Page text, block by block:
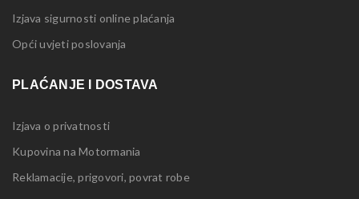
Izjava sigurnosti online plaćanja
Opći uvjeti poslovanja
PLAĆANJE I DOSTAVA
Izjava o privatnosti
Kupovina na Motormania
Reklamacije, prigovori, povrat robe